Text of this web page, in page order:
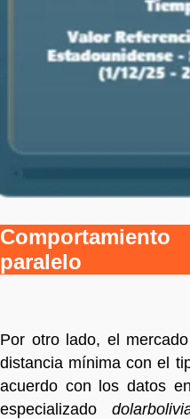
paralelo
Por otro lado, el
distancia mínima con el
acuerdo con los datos
especializado